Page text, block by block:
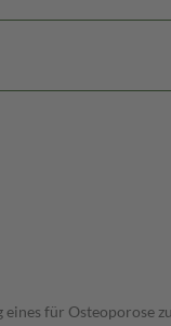
für Osteoporose